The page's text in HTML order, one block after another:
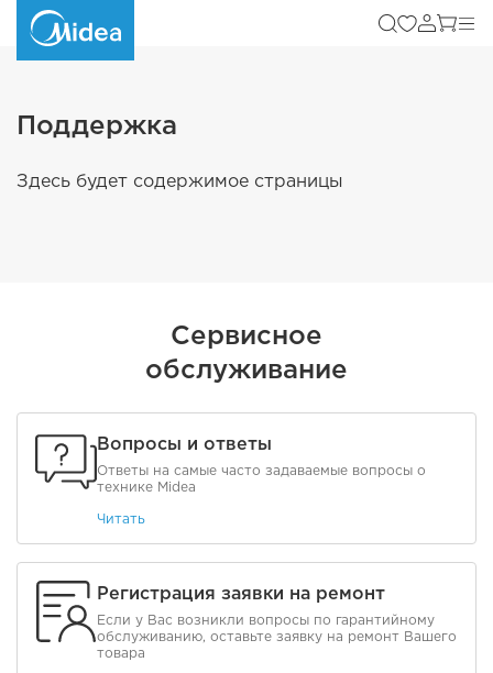
Поддержка
Здесь будет содержимое страницы
Сервисное
обслуживание
Вопросы и ответы
Ответы на самые часто задаваемые вопросы о
технике Midea
Читать
Регистрация заявки на ремонт
Если у Вас возникли вопросы по гарантийному
обслуживанию, оставьте заявку на ремонт Вашего
товара